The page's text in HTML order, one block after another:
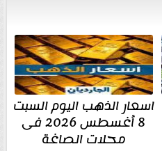
اسعار الذهب اليوم السبت
8 أغسطس 2026 فى
محلات الصاغة